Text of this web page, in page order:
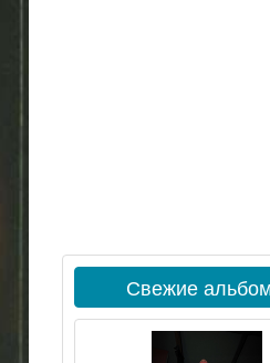
Свежие